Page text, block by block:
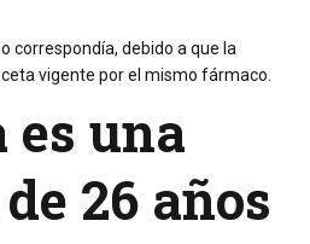
correspondía, debido a que la
vigente por el mismo fármaco.
una
26 años